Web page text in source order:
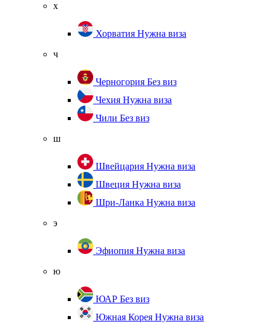
х
Хорватия Нужна виза
ч
Черногория Без виз
Чехия Нужна виза
Чили Без виз
ш
Швейцария Нужна виза
Швеция Нужна виза
Шри-Ланка Нужна виза
э
Эфиопия Нужна виза
ю
ЮАР Без виз
Южная Корея Нужна виза